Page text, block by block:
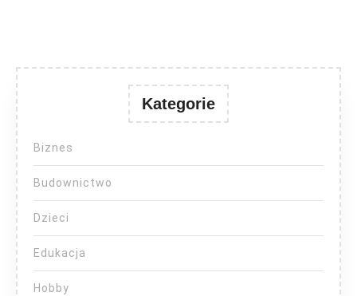
Kategorie
Biznes
Budownictwo
Dzieci
Edukacja
Hobby